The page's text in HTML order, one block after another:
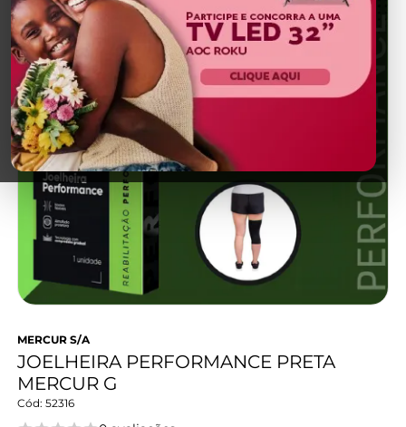
MERCUR S/A
JOELHEIRA PERFORMANCE PRETA
MERCUR G
52316